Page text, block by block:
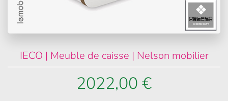
IECO | Meuble de caisse | Nelson mobilier
2022,00 €